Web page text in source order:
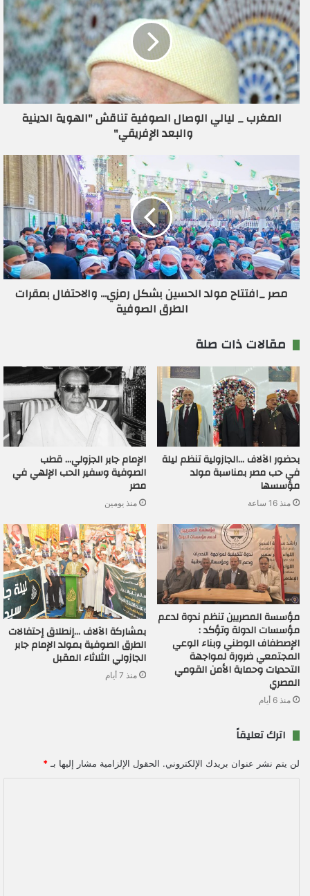
ك
ا
ل
إ
ل
ك
ت
المغرب _ ليالي الوصال الصوفية تناقش "الهوية الدينية
والبعد الإفريقي"
مصر _افتتاح مولد الحسين بشكل رمزي... والاحتفال بمقرات
الطرق الصوفية
مقالات ذات صلة
بحضور الآلاف …الجازولية تنظم ليلة
في حب مصر بمناسبة مولد
مؤسسها
منذ 16 ساعة
الإمام جابر الجزولي… قطب
الصوفية وسفير الحب الإلهي في
مصر
منذ يومين
مؤسسة المصريين تنظم ندوة لدعم
مؤسسات الدولة وتؤكد :
الإصطفاف الوطني وبناء الوعي
المجتمعي ضرورة لمواجهة
التحديات وحماية الأمن القومي
المصري
منذ 6 أيام
بمشاركة الآلاف …إنطلاق إحتفالات
الطرق الصوفية بمولد الإمام جابر
الجازولي الثلاثاء المقبل
منذ 7 أيام
اترك تعليقاً
لن يتم نشر عنوان بريدك الإلكتروني. الحقول الإلزامية مشار إليها بـ *